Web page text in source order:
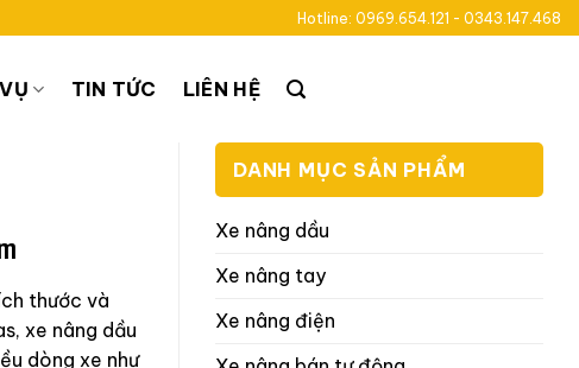
Hotline: 0969.654.121 - 0343.147.468
TIN TỨC LIÊN HỆ
DANH MỤC SẢN PHẨM
Xe nâng dầu
Xe nâng tay
Xe nâng điện
thước và
xe nâng dầu
dòng xe như